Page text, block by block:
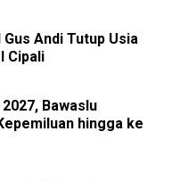
Andi Tutup Usia
Cipali
Bawaslu
hingga ke